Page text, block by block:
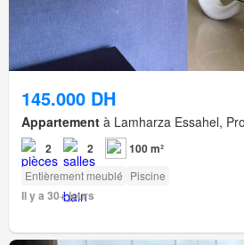
145.000 DH
Appartement à Lamharza Essahel,
2 2 100 m²
Entièrement meublé Piscine
Il y a 30+ jours